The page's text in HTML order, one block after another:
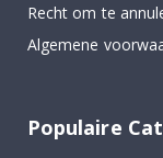
Recht om te
Algemene
Populaire